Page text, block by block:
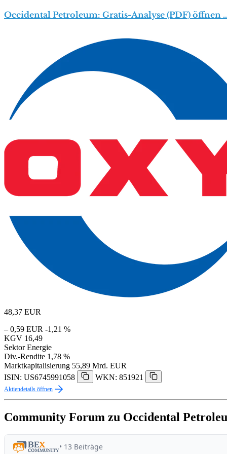
Occidental Petroleum: Gratis-Analyse (PDF) öffnen
48,37 EUR
– 0,59 EUR -1,21 %
KGV 16,49
Sektor Energie
Div.-Rendite 1,78 %
Marktkapitalisierung 55,89 Mrd. EUR
ISIN: US6745991058
WKN: 851921
Aktiendetails öffnen
Community Forum zu Occidental